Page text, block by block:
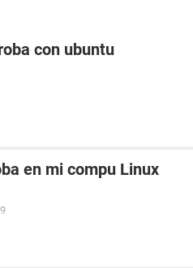
con ubuntu
en mi compu Linux